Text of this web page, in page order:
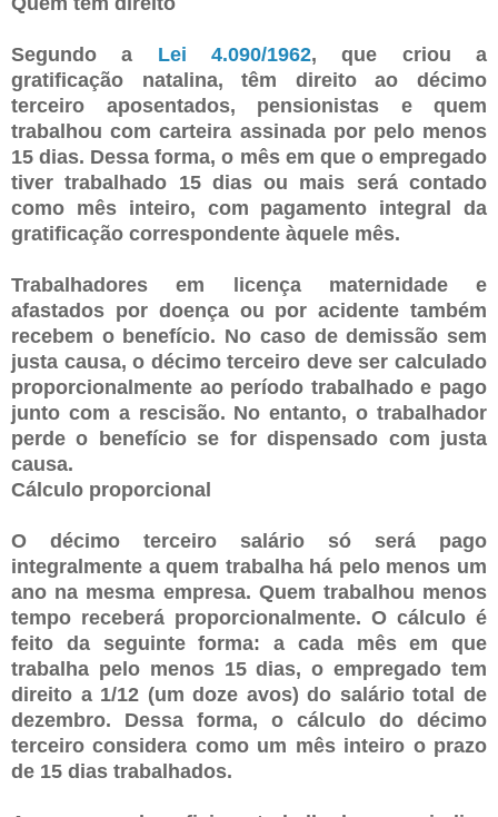
Segundo a Lei 4.090/1962, que criou a
gratificação natalina, têm direito ao décimo
terceiro aposentados, pensionistas e quem
trabalhou com carteira assinada por pelo menos
15 dias. Dessa forma, o mês em que o empregado
tiver trabalhado 15 dias ou mais será contado
como mês inteiro, com pagamento integral da
gratificação correspondente àquele mês.
Trabalhadores em licença maternidade e
afastados por doença ou por acidente também
recebem o benefício. No caso de demissão sem
justa causa, o décimo terceiro deve ser calculado
proporcionalmente ao período trabalhado e pago
junto com a rescisão. No entanto, o trabalhador
perde o benefício se for dispensado com justa
causa.
Cálculo proporcional
O décimo terceiro salário só será pago
integralmente a quem trabalha há pelo menos um
ano na mesma empresa. Quem trabalhou menos
tempo receberá proporcionalmente. O cálculo é
feito da seguinte forma: a cada mês em que
trabalha pelo menos 15 dias, o empregado tem
direito a 1/12 (um doze avos) do salário total de
dezembro. Dessa forma, o cálculo do décimo
terceiro considera como um mês inteiro o prazo
de 15 dias trabalhados.